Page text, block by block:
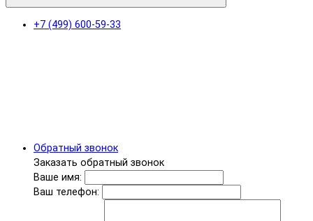
+7 (499) 600-59-33
Обратный звонок
Заказать обратный звонок
Ваше имя:
Ваш телефон: